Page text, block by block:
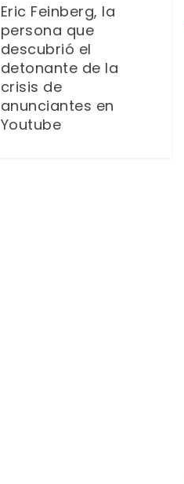
Eric Feinberg, la
persona que
descubrió el
detonante de la
crisis de
anunciantes en
Youtube